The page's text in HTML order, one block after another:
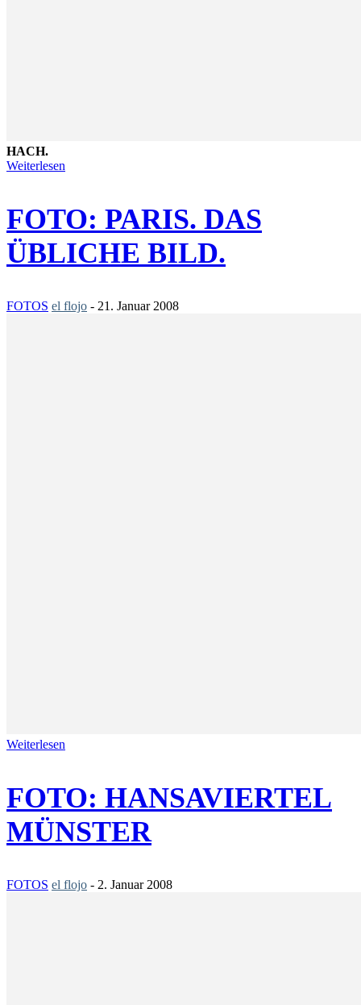
HACH.
Weiterlesen
FOTO: PARIS. DAS
ÜBLICHE BILD.
FOTOS el flojo - 21. Januar 2008
Weiterlesen
FOTO: HANSAVIERTEL
MÜNSTER
FOTOS el flojo - 2. Januar 2008